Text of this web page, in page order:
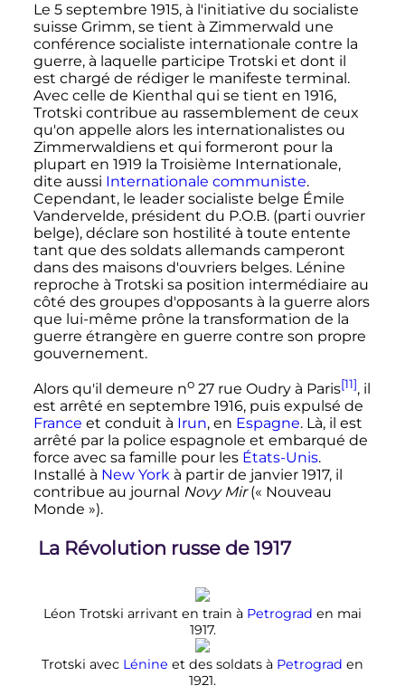
Le 5 septembre 1915, à l'initiative du socialiste
suisse Grimm, se tient à Zimmerwald une
conférence socialiste internationale contre la
guerre, à laquelle participe Trotski et dont il
est chargé de rédiger le manifeste terminal.
Avec celle de Kienthal qui se tient en 1916,
Trotski contribue au rassemblement de ceux
qu'on appelle alors les internationalistes ou
Zimmerwaldiens et qui formeront pour la
plupart en 1919 la Troisième Internationale,
dite aussi Internationale communiste.
Cependant, le leader socialiste belge Émile
Vandervelde, président du P.O.B. (parti ouvrier
belge), déclare son hostilité à toute entente
tant que des soldats allemands camperont
dans des maisons d'ouvriers belges. Lénine
reproche à Trotski sa position intermédiaire au
côté des groupes d'opposants à la guerre alors
que lui-même prône la transformation de la
guerre étrangère en guerre contre son propre
gouvernement.
Alors qu'il demeure no 27rue Oudry à Paris[11], il
est arrêté en septembre 1916, puis expulsé de
France et conduit à Irun, en Espagne. Là, il est
arrêté par la police espagnole et embarqué de
force avec sa famille pour les États-Unis.
Installé à New Yorkà partir de janvier 1917, il
contribue au journal Novy Mir(« Nouveau
Monde »).
La Révolution russe de 1917
Léon Trotski arrivant en train à Petrograd en mai
1917.
Trotski avec Lénine et des soldats à Petrograd en
1921.